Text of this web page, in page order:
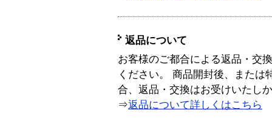
返品について
お客様のご都合による返品・交
ください。 商品開封後、または
合、返品・交換はお受けいたし
⇒返品について詳しくはこちら